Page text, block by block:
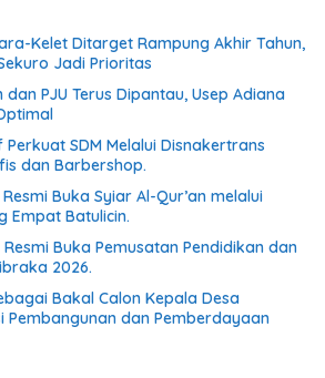
Kelet Ditarget Rampung Akhir Tahun,
Jadi Prioritas
PJU Terus Dipantau, Usep Adiana
SDM Melalui Disnakertrans
dan Barbershop.
Buka Syiar Al-Qur’an melalui
Empat Batulicin.
Buka Pemusatan Pendidikan dan
2026.
Bakal Calon Kepala Desa
Pembangunan dan Pemberdayaan